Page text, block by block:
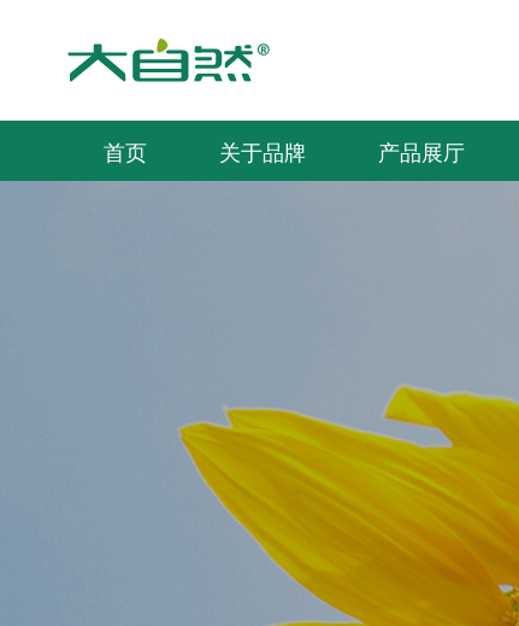
首页 关于品牌 产品展厅